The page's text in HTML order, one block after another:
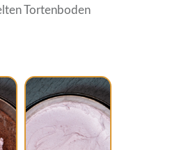
Tortenboden